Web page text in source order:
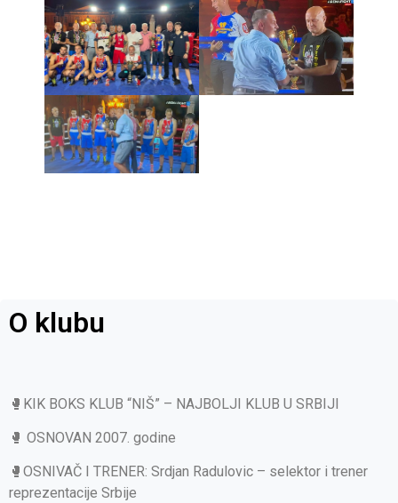
O klubu
🥊KIK BOKS KLUB “NIŠ” – NAJBOLJI KLUB U SRBIJI
🥊 OSNOVAN 2007. godine
🥊OSNIVAČ I TRENER: Srdjan Radulovic – selektor i trener
reprezentacije Srbije